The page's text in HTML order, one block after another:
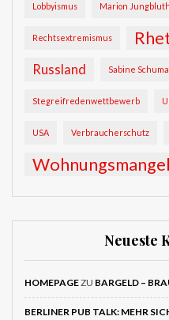
Lobbyismus Marion Jungbluth
Rechtsextremismus
Russland Sabine
Stegreifredenwettbewerb
USA Verbraucherschutz
Wohnungsmangel
Neueste
HOMEPAGEZU BARGELD –
BERLINER PUB TALK: MEHR